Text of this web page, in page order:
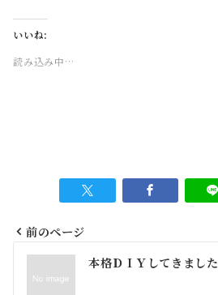
いいね:
読み込み中…
投
前のページ
本格ＤＩＹしてきました